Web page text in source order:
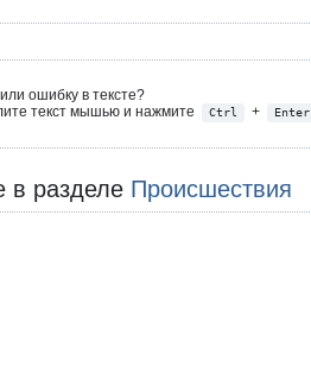
ошибку в тексте?
текст мышью и нажмите
Ctrl + Enter
в разделе Происшествия